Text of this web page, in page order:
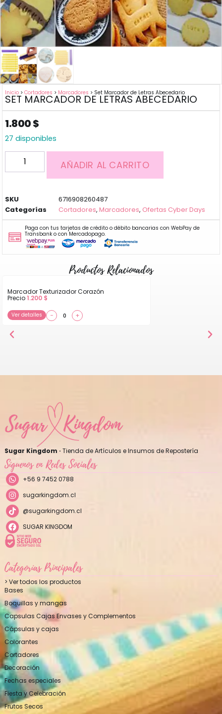
Inicio >Cortadores > Marcadores > Set Marcador de Letras Abecedario
SET MARCADOR DE LETRAS ABECEDARIO
1.800$
27 disponibles
AÑADIR AL CARRITO
SKU
6716908260487
Categorías
Cortadores,Marcadores, Ofertas Cyber Days
Paga con tus tarjetas de crédito o débito bancarias con WebPay de
Transbank o con Mercadopago.
Productos Relacionados
Marcador Texturizador Corazón
Precio 1.200 $
Ver detalles − +
Sugar Kingdom · Tienda de Artículos e Insumos de Repostería
Síguenos en Redes Sociales
+56 9 7452 0788
sugarkingdom.cl
@sugarkingdom.cl
SUGAR KINGDOM
Categorías Principales
> Ver todos los productos
Bases
Boquillas y mangas
Capsulas Cajas Envases y Complementos
Cápsulas y cajas
Colorantes
Cortadores
Decoración
Fechas especiales
Fiesta y Celebración
Frutos Secos